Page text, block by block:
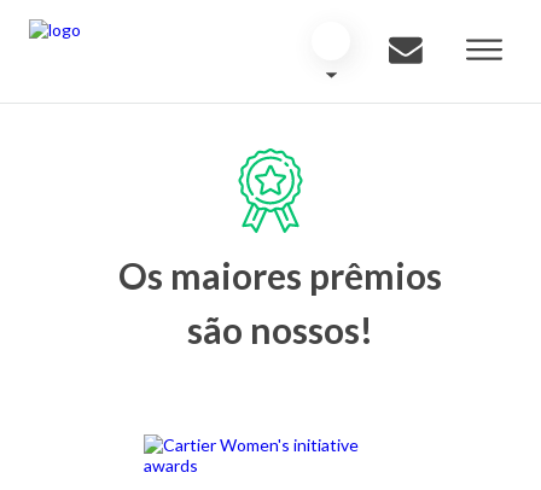
Os maiores prêmios
são nossos!